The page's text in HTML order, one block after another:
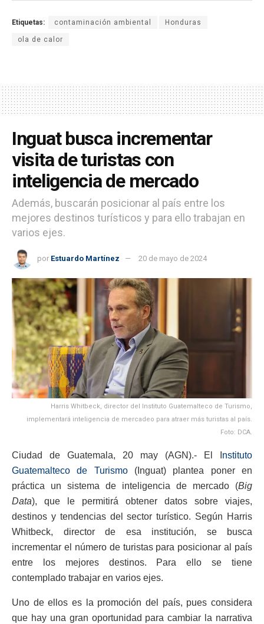
Etiquetas: contaminación ambiental Honduras
ola de calor
Inguat busca incrementar
visita de turistas con
inteligencia de mercado
Además, buscarán posicionar al país entre los
mejores destinos turísticos y para ello trabajan en
varios ejes.
por Estuardo Martínez 20 de mayo de 2024
Harris Whitbeck, director del Instituto Guatemalteco de Turismo,
implementará inteligencia de mercadeo para atraer más turistas al país.
Foto: DCA.
Ciudad de Guatemala, 20 may (AGN).- El I nstituto
Guatemalteco de Turismo(Inguat) plantea poner en
práctica un sistema de inteligencia de mercado (Big
Data), que le permitirá obtener datos sobre viajes,
destinos y tendencias del sector turístico. Según Harris
Whitbeck, director de esa institución, se busca
incrementar el número de turistas para posicionar al país
entre los mejores destinos. Para ello se tiene
contemplado trabajar en varios ejes.
Uno de ellos es la promoción del país, pues considera
que hay una gran oportunidad para cambiar la narrativa